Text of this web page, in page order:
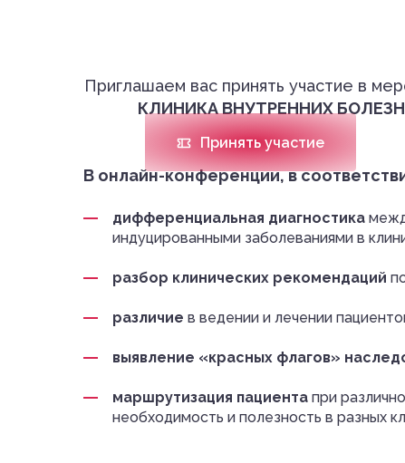
Принять участие
Приглашаем вас принять участие в
КЛИНИКА ВНУТРЕННИХ
В онлайн-конференции, в
дифференциальная диагностика
индуцированными заболеваниями в
разбор клинических рекомендаций
различие в ведении и лечении
выявление «красных флагов»
маршрутизация пациента при
необходимость и полезность в разных